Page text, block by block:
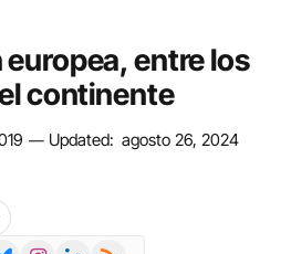
entre los
continente
Updated: agosto 26, 2024
InstagramLinkedIn
RSS